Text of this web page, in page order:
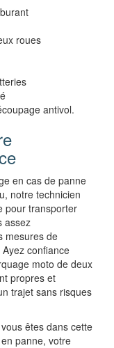
roues
antivol.
en cas de panne
notre technicien
pour transporter
assez
mesures de
confiance
moto de deux
propres et
trajet sans risques
êtes dans cette
panne, votre